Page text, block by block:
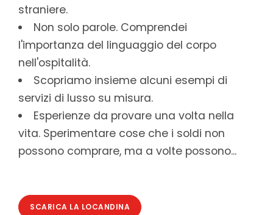
straniere.
Non solo parole. Comprendei
l'importanza del linguaggio del corpo
nell'ospitalità.
Scopriamo insieme alcuni esempi di
servizi di lusso su misura.
Esperienze da provare una volta nella
vita. Sperimentare cose che i soldi non
possono comprare, ma a volte possono...
SCARICA LA LOCANDINA